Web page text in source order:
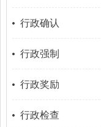
行政确认
行政强制
行政奖励
行政检查